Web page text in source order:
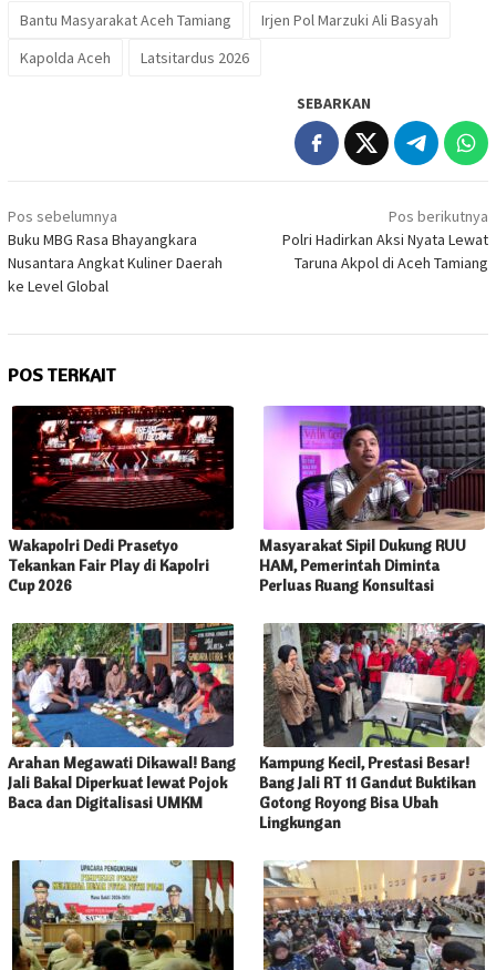
Bantu Masyarakat Aceh Tamiang
Irjen Pol Marzuki Ali Basyah
Kapolda Aceh
Latsitardus 2026
SEBARKAN
Navigasi
pos
Pos sebelumnya
Buku MBG Rasa Bhayangkara
Nusantara Angkat Kuliner Daerah
ke Level Global
Pos berikutnya
Polri Hadirkan Aksi Nyata Lewat
Taruna Akpol di Aceh Tamiang
POS TERKAIT
Wakapolri Dedi Prasetyo
Tekankan Fair Play di Kapolri
Cup 2026
Masyarakat Sipil Dukung RUU
HAM, Pemerintah Diminta
Perluas Ruang Konsultasi
Arahan Megawati Dikawal! Bang
Jali Bakal Diperkuat lewat Pojok
Baca dan Digitalisasi UMKM
Kampung Kecil, Prestasi Besar!
Bang Jali RT 11 Gandut Buktikan
Gotong Royong Bisa Ubah
Lingkungan